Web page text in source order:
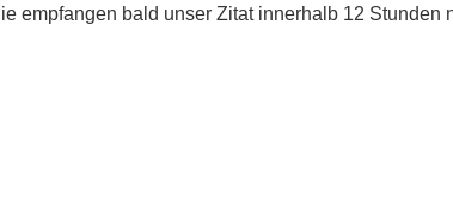
empfangen bald unser Zitat innerhalb 12 Stunden